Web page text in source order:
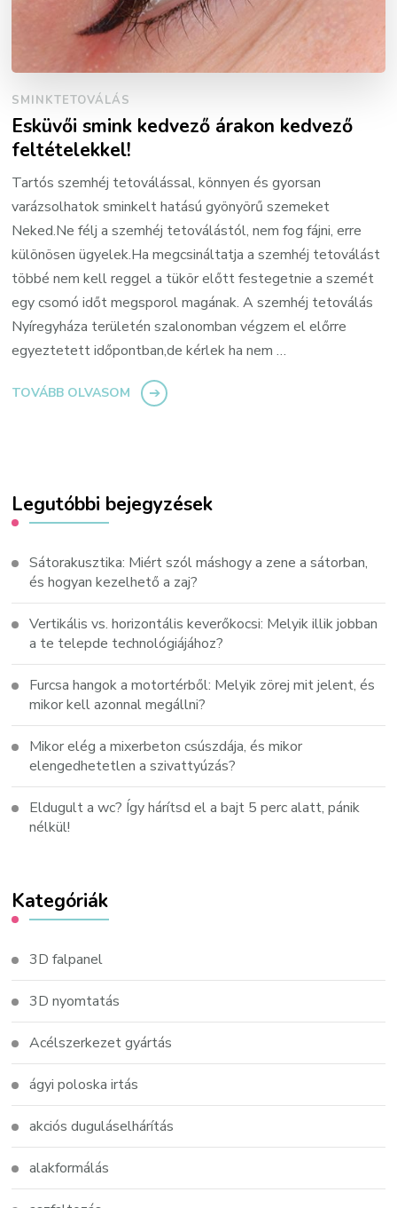
SMINKTETOVÁLÁS
Esküvői smink kedvező árakon kedvező
feltételekkel!
Tartós szemhéj tetoválással, könnyen és gyorsan
varázsolhatok sminkelt hatású gyönyörű szemeket
Neked.Ne félj a szemhéj tetoválástól, nem fog fájni, erre
különösen ügyelek.Ha megcsináltatja a szemhéj tetoválást
többé nem kell reggel a tükör előtt festegetnie a szemét
egy csomó időt megsporol magának. A szemhéj tetoválás
Nyíregyháza területén szalonomban végzem el előrre
egyeztetett időpontban,de kérlek ha nem …
TOVÁBB OLVASOM
Legutóbbi bejegyzések
Sátorakusztika: Miért szól máshogy a zene a sátorban,
és hogyan kezelhető a zaj?
Vertikális vs. horizontális keverőkocsi: Melyik illik jobban
a te telepde technológiájához?
Furcsa hangok a motortérből: Melyik zörej mit jelent, és
mikor kell azonnal megállni?
Mikor elég a mixerbeton csúszdája, és mikor
elengedhetetlen a szivattyúzás?
Eldugult a wc? Így hárítsd el a bajt 5 perc alatt, pánik
nélkül!
Kategóriák
3D falpanel
3D nyomtatás
Acélszerkezet gyártás
ágyi poloska irtás
akciós duguláselhárítás
alakformálás